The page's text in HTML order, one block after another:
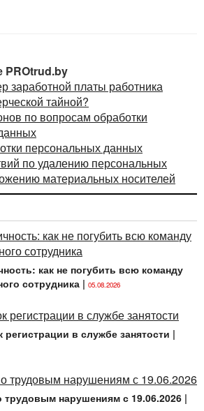
Беларусь;
Республики Беларусь,
Беларусь от 07.05.2021
данных»;
Беларусь от 21.07.2008
населения»;
Беларусь от 10.11.2008
информатизации
правовых актов Республики
с законодательством
информация, относящаяся
физическому лицу или
PROtrud.by
заработной платы работника
тайной?
по вопросам обработки
персональных данных
по удалению персональных
материальных носителей
как не погубить всю команду
сотрудника | 05.08.2026
в службе занятости |
нарушениям с 19.06.2026 |